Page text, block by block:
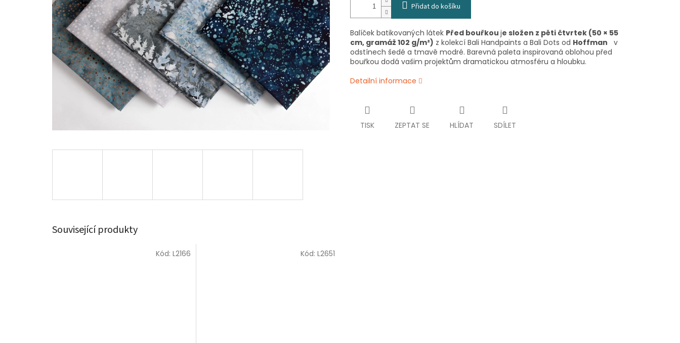
Přidat do košíku
Balíček batikovaných látek Před bouřkou je složen z pěti čtvrtek (50 × 55
cm, gramáž 102 g/m²) z kolekcí Bali Handpaints a Bali Dots od Hoffman v
odstínech šedé a tmavě modré. Barevná paleta inspirovaná oblohou před
bouřkou dodá vašim projektům dramatickou atmosféru a hloubku.
Detailní informace
TISK ZEPTAT SE HLÍDAT SDÍLET
Související produkty
Kód: L2166 Kód: L2651